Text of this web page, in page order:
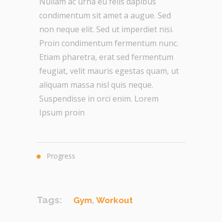
condimentum sit amet a augue. Sed
non neque elit. Sed ut imperdiet nisi.
Proin condimentum fermentum nunc.
Etiam pharetra, erat sed fermentum
feugiat, velit mauris egestas quam, ut
aliquam massa nisl quis neque.
Suspendisse in orci enim. Lorem
Ipsum proin
Progress
Tags: Gym, Workout